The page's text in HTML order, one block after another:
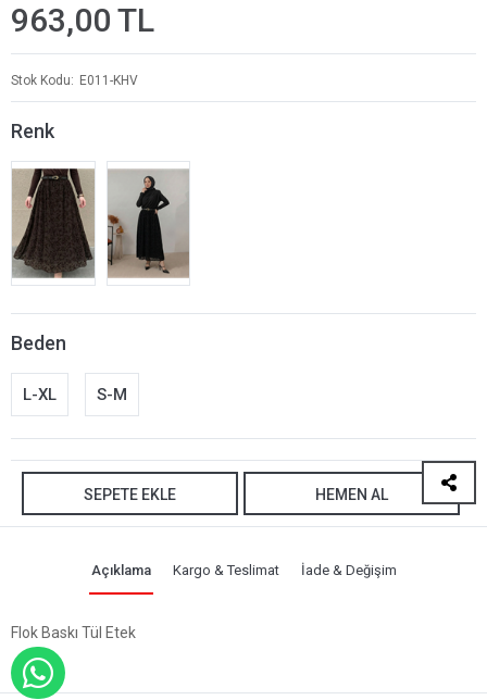
963,00 TL
Stok Kodu E011-KHV
Renk
Beden
L-XL S-M
SEPETE EKLE HEMEN AL
Açıklama Kargo & Teslimat İade & Değişim
Flok Baskı Tül Etek